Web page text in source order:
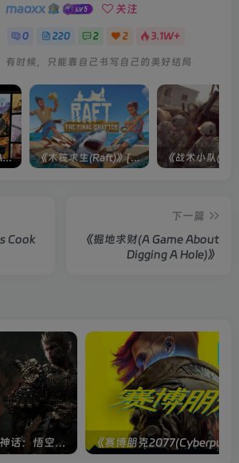
maoxx 关注
0 220 2 2 3.1W+
有时候，只能靠自己书写自己的美好结局
《侠盗猎车手5/GTA5(Grand Theft Auto V Enhanced)》[v889.22 增强版] 《木筏求生(Raft)》[v1.0.9 单机版/联机版]
Cook
下一篇
《掘地求财(A Game About
Digging A Hole)》
【正版账号】《黑神话：悟空(BLACK MYTH WU KONG)》